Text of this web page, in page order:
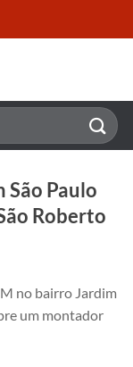
São Paulo
Roberto
no bairro Jardim
um montador